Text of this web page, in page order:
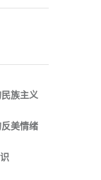
族主义
反美情绪